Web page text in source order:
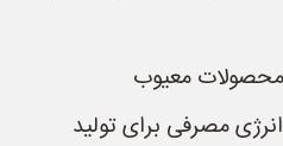
معیوب
مصرفی برای تولید